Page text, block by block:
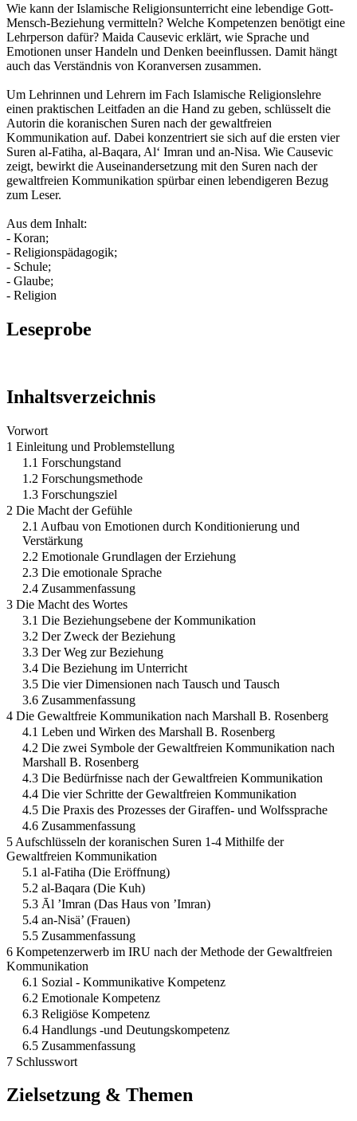
Wie kann der Islamische Religionsunterricht eine lebendige Gott-
Mensch-Beziehung vermitteln? Welche Kompetenzen benötigt eine
Lehrperson dafür? Maida Causevic erklärt, wie Sprache und
Emotionen unser Handeln und Denken beeinflussen. Damit hängt
auch das Verständnis von Koranversen zusammen.
Um Lehrinnen und Lehrern im Fach Islamische Religionslehre
einen praktischen Leitfaden an die Hand zu geben, schlüsselt die
Autorin die koranischen Suren nach der gewaltfreien
Kommunikation auf. Dabei konzentriert sie sich auf die ersten vier
Suren al-Fatiha, al-Baqara, Al‘ Imran und an-Nisa. Wie Causevic
zeigt, bewirkt die Auseinandersetzung mit den Suren nach der
gewaltfreien Kommunikation spürbar einen lebendigeren Bezug
zum Leser.
Aus dem Inhalt:
- Koran;
- Religionspädagogik;
- Schule;
- Glaube;
- Religion
Leseprobe
Inhaltsverzeichnis
Vorwort
1 Einleitung und Problemstellung
1.1 Forschungstand
1.2 Forschungsmethode
1.3 Forschungsziel
2 Die Macht der Gefühle
2.1 Aufbau von Emotionen durch Konditionierung und
Verstärkung
2.2 Emotionale Grundlagen der Erziehung
2.3 Die emotionale Sprache
2.4 Zusammenfassung
3 Die Macht des Wortes
3.1 Die Beziehungsebene der Kommunikation
3.2 Der Zweck der Beziehung
3.3 Der Weg zur Beziehung
3.4 Die Beziehung im Unterricht
3.5 Die vier Dimensionen nach Tausch und Tausch
3.6 Zusammenfassung
4 Die Gewaltfreie Kommunikation nach Marshall B. Rosenberg
4.1 Leben und Wirken des Marshall B. Rosenberg
4.2 Die zwei Symbole der Gewaltfreien Kommunikation nach
Marshall B. Rosenberg
4.3 Die Bedürfnisse nach der Gewaltfreien Kommunikation
4.4 Die vier Schritte der Gewaltfreien Kommunikation
4.5 Die Praxis des Prozesses der Giraffen- und Wolfssprache
4.6 Zusammenfassung
5 Aufschlüsseln der koranischen Suren 1-4 Mithilfe der
Gewaltfreien Kommunikation
5.1 al-Fatiha (Die Eröffnung)
5.2 al-Baqara (Die Kuh)
5.3 Āl ’Imran (Das Haus von ’Imran)
5.4 an-Nisä’ (Frauen)
5.5 Zusammenfassung
6 Kompetenzerwerb im IRU nach der Methode der Gewaltfreien
Kommunikation
6.1 Sozial - Kommunikative Kompetenz
6.2 Emotionale Kompetenz
6.3 Religiöse Kompetenz
6.4 Handlungs -und Deutungskompetenz
6.5 Zusammenfassung
7 Schlusswort
Zielsetzung & Themen